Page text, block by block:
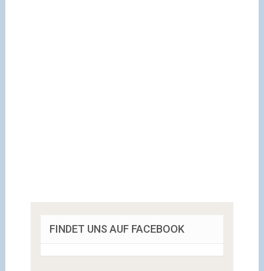
FINDET UNS AUF FACEBOOK